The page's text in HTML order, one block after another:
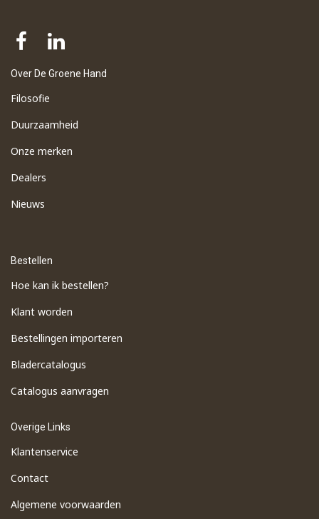
Over De Groene Hand
Filosofie
Duurzaamheid
Onze merken
Dealers
Nieuws
Bestellen
Hoe kan ik bestellen?
Klant worden
Bestellingen importeren
​Bladercatalogus
​Catalogus aanvragen
Overige Links
Klantenservice
Contact
Algemene voorwaarden